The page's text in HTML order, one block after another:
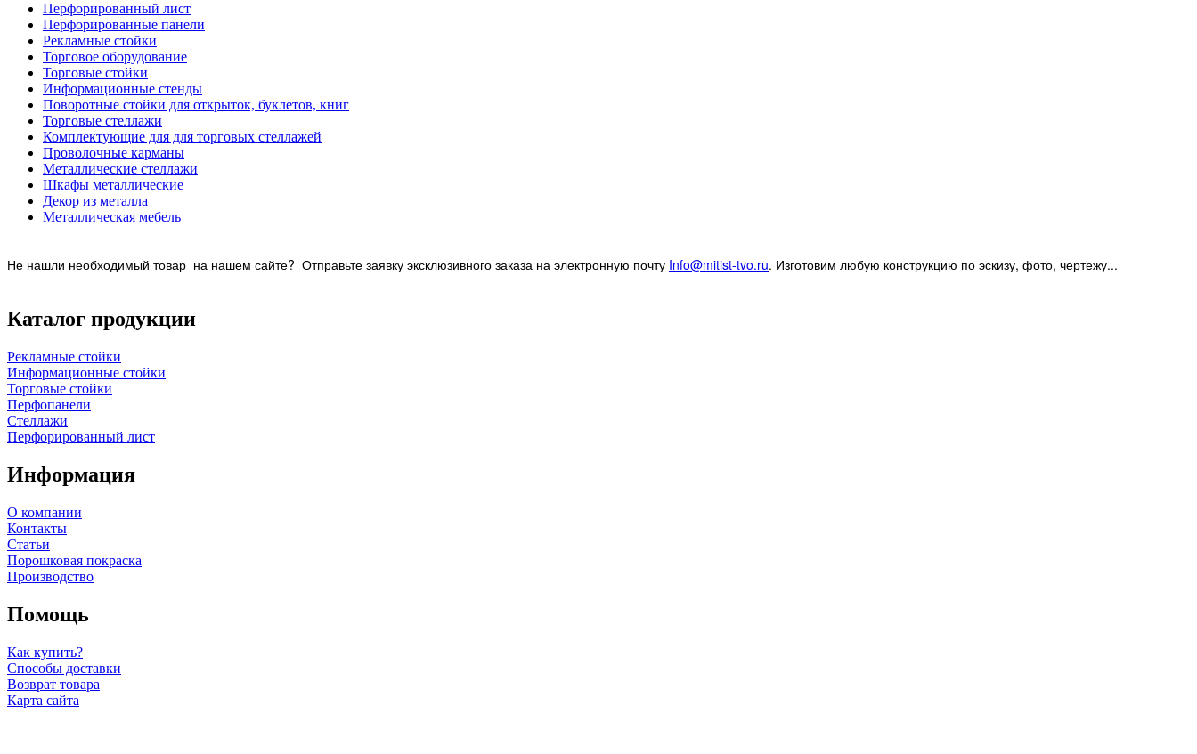
Перфорированный лист
Перфорированные панели
Рекламные стойки
Торговое оборудование
Торговые стойки
Информационные стенды
Поворотные стойки для открыток, буклетов, книг
Торговые стеллажи
Комплектующие для для торговых стеллажей
Проволочные карманы
Металлические стеллажи
Шкафы металлические
Декор из металла
Металлическая мебель
Не нашли необходимый товар на нашем сайте? Отправьте заявку эксклюзивного заказа на электронную почту Info@mitist-tvo.ru. Изготовим любую конструкцию по эскизу, фото, чертежу...
Каталог продукции
Рекламные стойки
Информационные стойки
Торговые стойки
Перфопанели
Стеллажи
Перфорированный лист
Информация
О компании
Контакты
Статьи
Порошковая покраска
Производство
Помощь
Как купить?
Способы доставки
Возврат товара
Карта сайта